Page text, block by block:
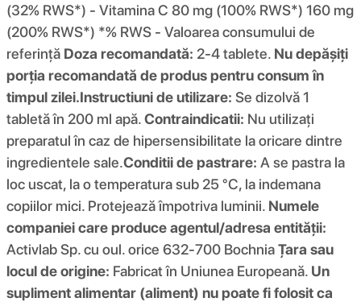
(32% RWS*) - Vitamina C 80 mg (100% RWS*) 160 mg
(200% RWS*) *% RWS - Valoarea consumului de
referință Doza recomandată: 2-4 tablete. Nu depășiți
porția recomandată de produs pentru consum în
timpul zilei.Instructiuni de utilizare: Se dizolvă 1
tabletă în 200 ml apă.Contraindicatii: Nu utilizați
preparatul în caz de hipersensibilitate la oricare dintre
ingredientele sale.Conditii de pastrare: A se pastra la
loc uscat, la o temperatura sub 25 °C, la indemana
copiilor mici. Protejează împotriva luminii. Numele
companiei care produce agentul/adresa entității:
Activlab Sp. cu oul. orice 632-700 BochniaȚara sau
locul de origine: Fabricat în Uniunea Europeană. Un
supliment alimentar (aliment) nu poate fi folosit ca